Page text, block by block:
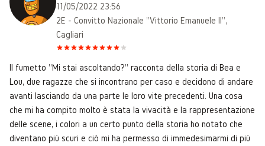
11/05/2022 23:56
2E - Convitto Nazionale "Vittorio Emanuele II",
Cagliari
Il fumetto "Mi stai ascoltando?" racconta della storia di Bea e
Lou, due ragazze che si incontrano per caso e decidono di andare
avanti lasciando da una parte le loro vite precedenti. Una cosa
che mi ha compito molto è stata la vivacità e la rappresentazione
delle scene, i colori a un certo punto della storia ho notato che
diventano più scuri e ciò mi ha permesso di immedesimarmi di più